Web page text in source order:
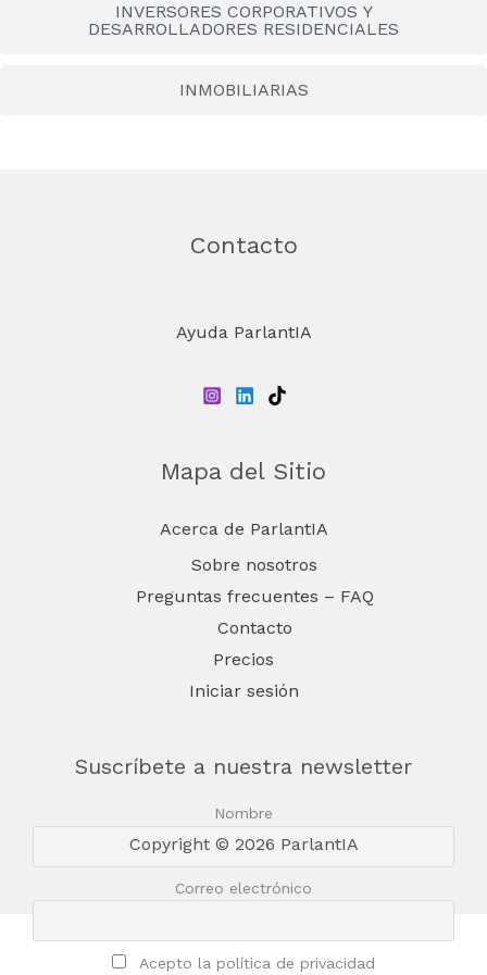
INVERSORES CORPORATIVOS Y
DESARROLLADORES RESIDENCIALES
INMOBILIARIAS
Contacto
Ayuda ParlantIA
Mapa del Sitio
Acerca de ParlantIA
Sobre nosotros
Preguntas frecuentes – FAQ
Contacto
Precios
Iniciar sesión
Suscríbete a nuestra newsletter
Nombre
Correo electrónico
Acepto la política de privacidad
Copyright © 2026 ParlantIA